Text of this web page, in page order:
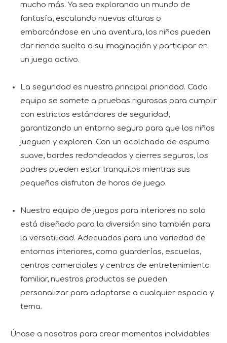
mucho más. Ya sea explorando un mundo de
fantasía, escalando nuevas alturas o
embarcándose en una aventura, los niños pueden
dar rienda suelta a su imaginación y participar en
un juego activo.
La seguridad es nuestra principal prioridad. Cada
equipo se somete a pruebas rigurosas para cumplir
con estrictos estándares de seguridad,
garantizando un entorno seguro para que los niños
jueguen y exploren. Con un acolchado de espuma
suave, bordes redondeados y cierres seguros, los
padres pueden estar tranquilos mientras sus
pequeños disfrutan de horas de juego.
Nuestro equipo de juegos para interiores no solo
está diseñado para la diversión sino también para
la versatilidad. Adecuados para una variedad de
entornos interiores, como guarderías, escuelas,
centros comerciales y centros de entretenimiento
familiar, nuestros productos se pueden
personalizar para adaptarse a cualquier espacio y
tema.
Únase a nosotros para crear momentos inolvidables